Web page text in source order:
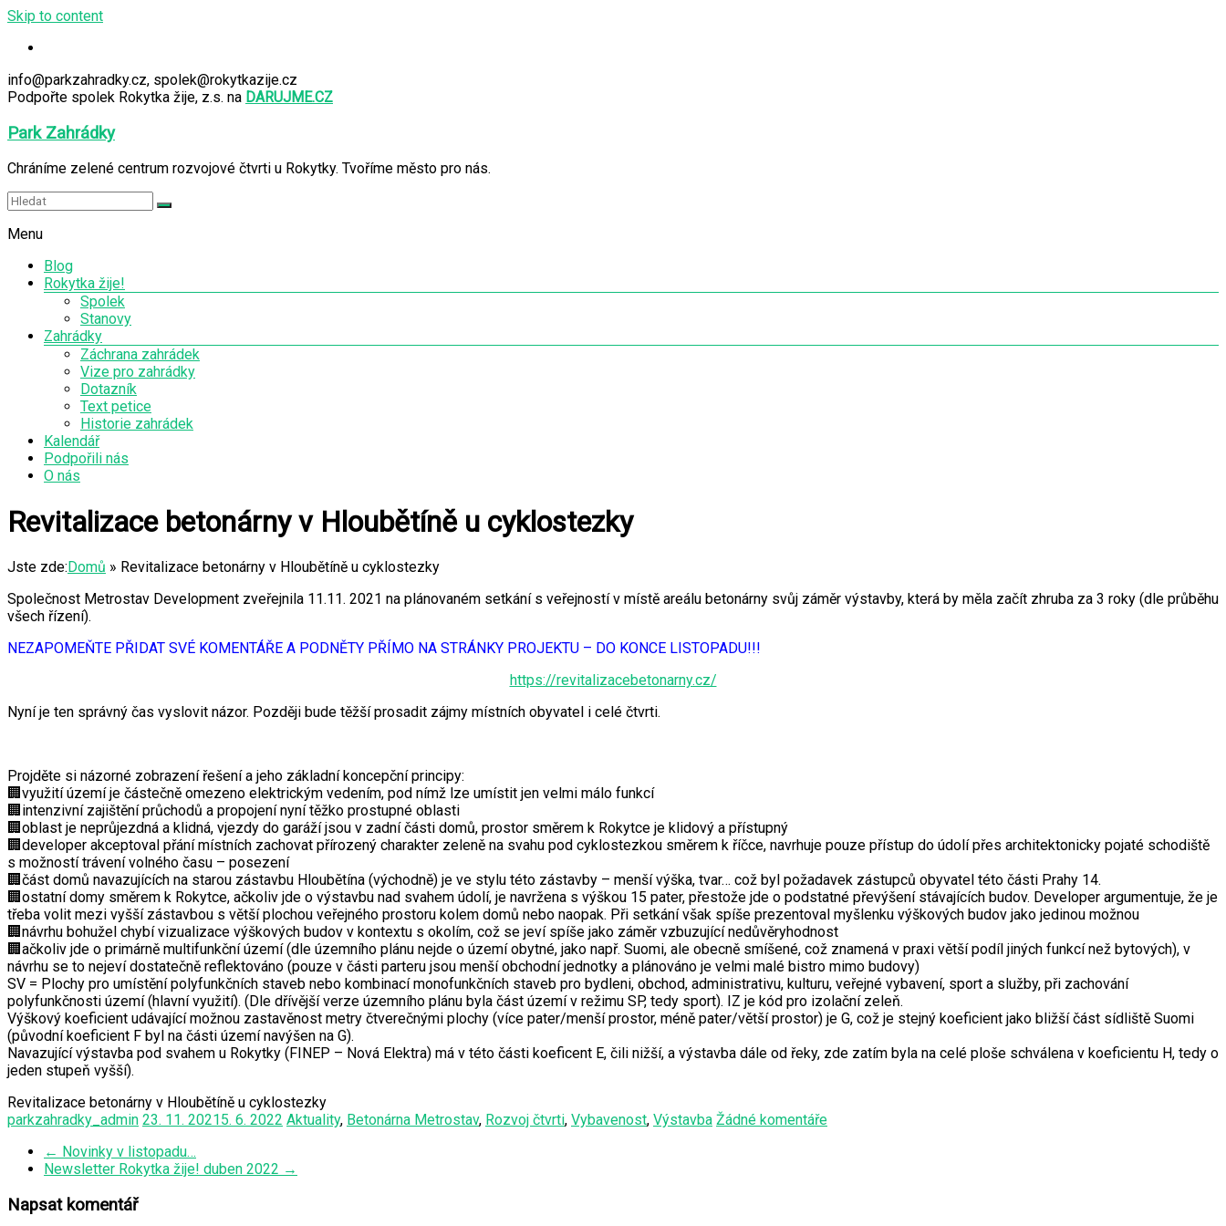
Skip to content
info@parkzahradky.cz, spolek@rokytkazije.cz
Podpořte spolek Rokytka žije, z.s. na DARUJME.CZ
Park Zahrádky
Chráníme zelené centrum rozvojové čtvrti u Rokytky. Tvoříme město pro nás.
Menu
Blog
Rokytka žije!
Spolek
Stanovy
Zahrádky
Záchrana zahrádek
Vize pro zahrádky
Dotazník
Text petice
Historie zahrádek
Kalendář
Podpořili nás
O nás
Revitalizace betonárny v Hloubětíně u cyklostezky
Jste zde: Domů » Revitalizace betonárny v Hloubětíně u cyklostezky
Společnost Metrostav Development zveřejnila 11.11. 2021 na plánovaném setkání s veřejností v místě areálu betonárny svůj záměr výstavby, která by měla začít zhruba za 3 roky (dle průběhu
všech řízení).
NEZAPOMEŇTE PŘIDAT SVÉ KOMENTÁŘE A PODNĚTY PŘÍMO NA STRÁNKY PROJEKTU – DO KONCE LISTOPADU!!!
https://revitalizacebetonarny.cz/
Nyní je ten správný čas vyslovit názor. Později bude těžší prosadit zájmy místních obyvatel i celé čtvrti.
Projděte si názorné zobrazení řešení a jeho základní koncepční principy:
🏢využití území je částečně omezeno elektrickým vedením, pod nímž lze umístit jen velmi málo funkcí
🏢intenzivní zajištění průchodů a propojení nyní těžko prostupné oblasti
🏢oblast je neprůjezdná a klidná, vjezdy do garáží jsou v zadní části domů, prostor směrem k Rokytce je klidový a přístupný
🏢developer akceptoval přání místních zachovat přírozený charakter zeleně na svahu pod cyklostezkou směrem k říčce, navrhuje pouze přístup do údolí přes architektonicky pojaté schodiště
s možností trávení volného času – posezení
🏢část domů navazujících na starou zástavbu Hloubětína (východně) je ve stylu této zástavby – menší výška, tvar… což byl požadavek zástupců obyvatel této části Prahy 14.
🏢ostatní domy směrem k Rokytce, ačkoliv jde o výstavbu nad svahem údolí, je navržena s výškou 15 pater, přestože jde o podstatné převýšení stávajících budov. Developer argumentuje, že je
třeba volit mezi vyšší zástavbou s větší plochou veřejného prostoru kolem domů nebo naopak. Při setkání však spíše prezentoval myšlenku výškových budov jako jedinou možnou
🏢návrhu bohužel chybí vizualizace výškových budov v kontextu s okolím, což se jeví spíše jako záměr vzbuzující nedůvěryhodnost
🏢ačkoliv jde o primárně multifunkční území (dle územního plánu nejde o území obytné, jako např. Suomi, ale obecně smíšené, což znamená v praxi větší podíl jiných funkcí než bytových), v
návrhu se to nejeví dostatečně reflektováno (pouze v části parteru jsou menší obchodní jednotky a plánováno je velmi malé bistro mimo budovy)
SV = Plochy pro umístění polyfunkčních staveb nebo kombinací monofunkčních staveb pro bydleni, obchod, administrativu, kulturu, veřejné vybavení, sport a služby, při zachování
polyfunkčnosti území (hlavní využití). (Dle dřívější verze územního plánu byla část území v režimu SP, tedy sport). IZ je kód pro izolační zeleň.
Výškový koeficient udávající možnou zastavěnost metry čtverečnými plochy (více pater/menší prostor, méně pater/větší prostor) je G, což je stejný koeficient jako bližší část sídliště Suomi
(původní koeficient F byl na části území navýšen na G).
Navazující výstavba pod svahem u Rokytky (FINEP – Nová Elektra) má v této části koeficent E, čili nižší, a výstavba dále od řeky, zde zatím byla na celé ploše schválena v koeficientu H, tedy o
jeden stupeň vyšší).
Revitalizace betonárny v Hloubětíně u cyklostezky
parkzahradky_admin 23. 11. 2021 5. 6. 2022 Aktuality, Betonárna Metrostav, Rozvoj čtvrti, Vybavenost, Výstavba Žádné komentáře
← Novinky v listopadu…
Newsletter Rokytka žije! duben 2022 →
Napsat komentář